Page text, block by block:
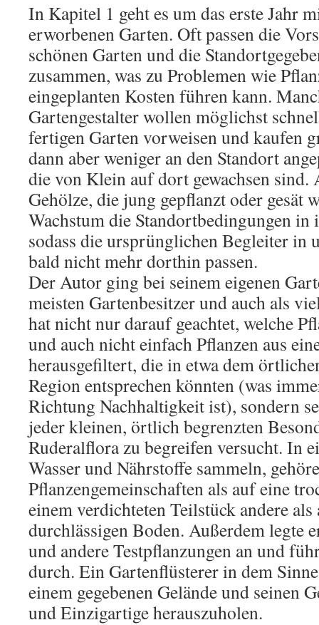
In Kapitel 1 geht es um das erste Jahr
erworbenen Garten. Oft passen die
schönen Garten und die
zusammen, was zu Problemen wie
eingeplanten Kosten führen kann.
Gartengestalter wollen möglichst
fertigen Garten vorweisen und kaufen
dann aber weniger an den Standort
die von Klein auf dort gewachsen sind.
Gehölze, die jung gepflanzt oder gesät
Wachstum die Standortbedingungen in
sodass die ursprünglichen Begleiter in
bald nicht mehr dorthin passen.
Der Autor ging bei seinem eigenen
meisten Gartenbesitzer und auch als
hat nicht nur darauf geachtet, welche
und auch nicht einfach Pflanzen aus
herausgefiltert, die in etwa dem
Region entsprechen könnten (was
Richtung Nachhaltigkeit ist), sondern
jeder kleinen, örtlich begrenzten
Ruderalflora zu begreifen versucht. In
Wasser und Nährstoffe sammeln,
Pflanzengemeinschaften als auf eine
einem verdichteten Teilstück andere als
durchlässigen Boden. Außerdem legte
und andere Testpflanzungen an und
durch. Ein Gartenflüsterer in dem
einem gegebenen Gelände und seinen
und Einzigartige herauszuholen.